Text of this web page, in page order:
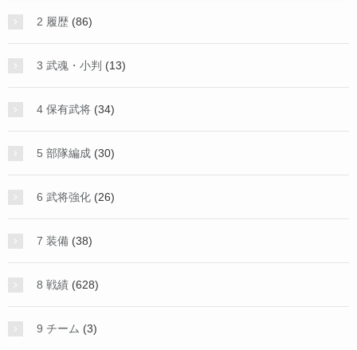
2 履歴 (86)
3 武魂・小判 (13)
4 保有武将 (34)
5 部隊編成 (30)
6 武将強化 (26)
7 装備 (38)
8 戦績 (628)
9 チーム (3)